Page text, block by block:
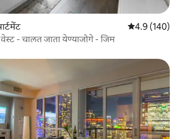
5 पैकी 4.9
4.9 (140)
- चालत जाता येण्याजोगे - जिम